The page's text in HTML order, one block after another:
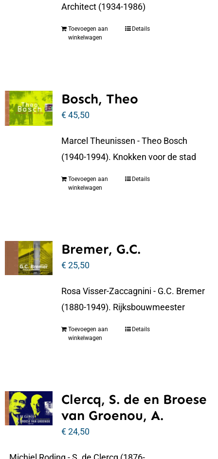
Architect (1934-1986)
Toevoegen aan
winkelwagen
Details
Bosch, Theo
€45,50
Marcel Theunissen - Theo Bosch
(1940-1994). Knokken voor de stad
Toevoegen aan
winkelwagen
Details
Bremer, G.C.
€25,50
Rosa Visser-Zaccagnini - G.C. Bremer
(1880-1949). Rijksbouwmeester
Toevoegen aan
winkelwagen
Details
Clercq, S. de en Broese
van Groenou, A.
€24,50